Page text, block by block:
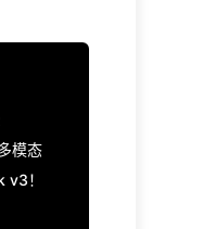
模态
v3！